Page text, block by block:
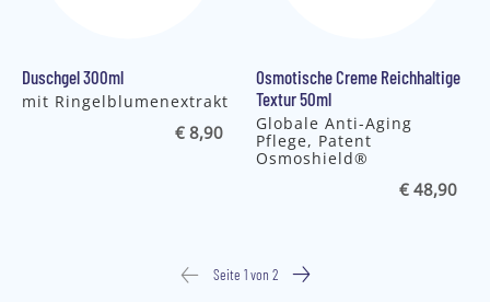
Duschgel 300ml
mit Ringelblumenextrakt
€ 8,90
Osmotische Creme Reichhaltige
Textur 50ml
Globale Anti-Aging
Pflege, Patent
Osmoshield®
€ 48,90
Seite 1 von 2